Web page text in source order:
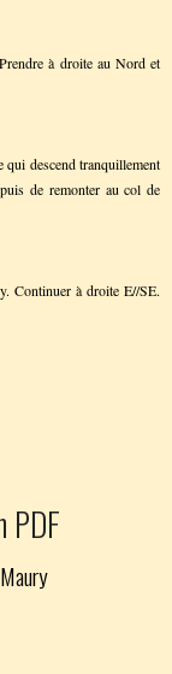
à droite au Nord et
qui descend tranquillement
de remonter au col de
Continuer à droite E//SE.
PDF